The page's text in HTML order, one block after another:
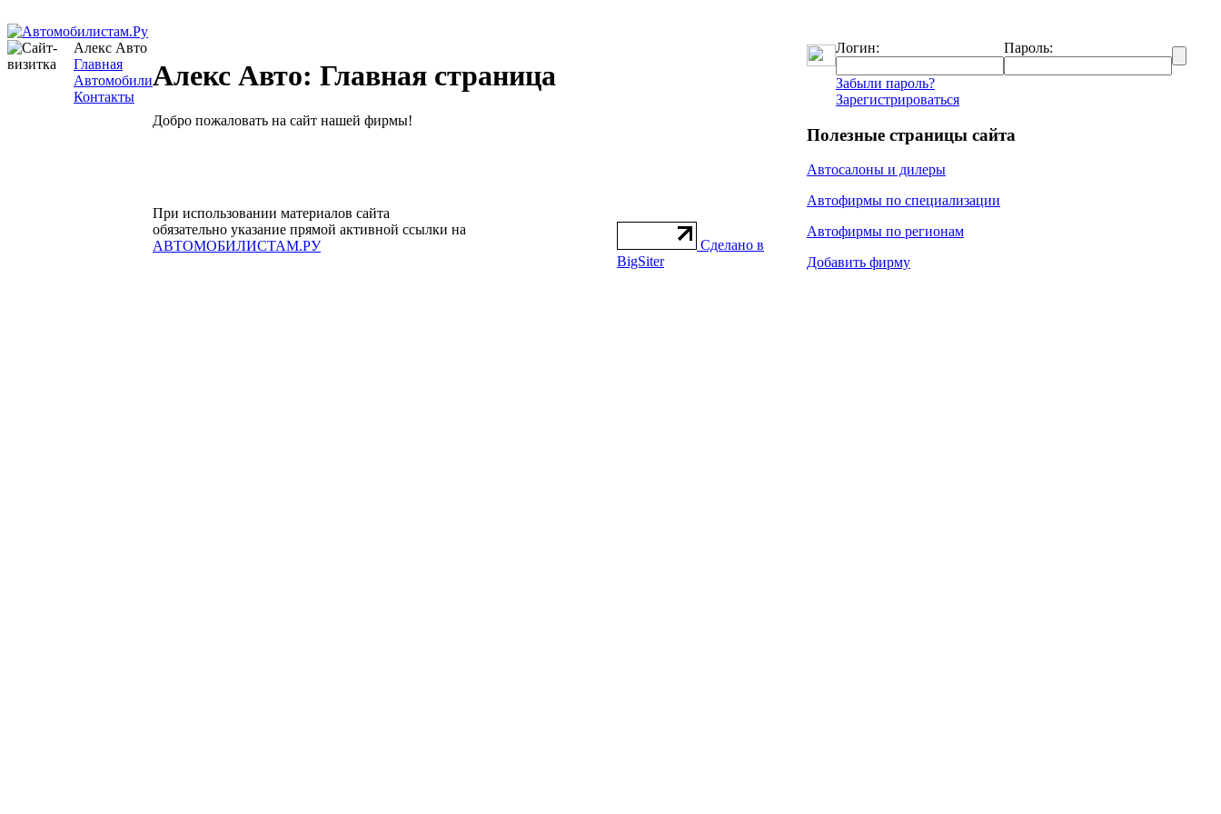
Алекс Авто
Главная
Автомобили
Контакты
Алекс Авто: Главная страница
Добро пожаловать на сайт нашей фирмы!
При использовании материалов сайта
обязательно указание прямой активной ссылки на
АВТОМОБИЛИСТАМ.РУ
Сделано в
BigSiter
Логин: Пароль:
Забыли пароль?
Зарегистрироваться
Полезные страницы сайта
Автосалоны и дилеры
Автофирмы по специализации
Автофирмы по регионам
Добавить фирму